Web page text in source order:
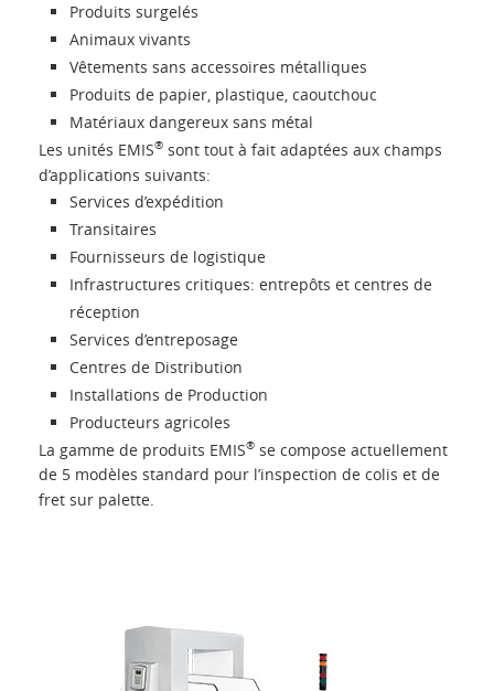
Produits surgelés
Animaux vivants
Vêtements sans accessoires métalliques
Produits de papier, plastique, caoutchouc
Matériaux dangereux sans métal
Les unités EMIS® sont tout à fait adaptées aux champs
d’applications suivants:
Services d’expédition
Transitaires
Fournisseurs de logistique
Infrastructures critiques: entrepôts et centres de
réception
Services d’entreposage
Centres de Distribution
Installations de Production
Producteurs agricoles
La gamme de produits EMIS® se compose actuellement
de 5 modèles standard pour l’inspection de colis et de
fret sur palette.